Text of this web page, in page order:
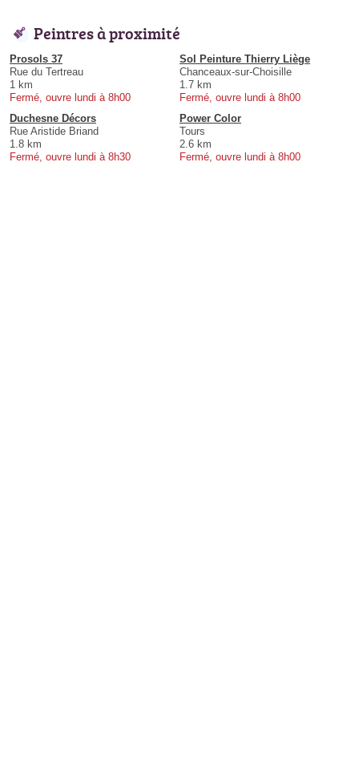
Peintres à proximité
Prosols 37
Rue du Tertreau
1 km
Fermé, ouvre lundi à 8h00
Sol Peinture Thierry Liège
Chanceaux-sur-Choisille
1.7 km
Fermé, ouvre lundi à 8h00
Duchesne Décors
Rue Aristide Briand
1.8 km
Fermé, ouvre lundi à 8h30
Power Color
Tours
2.6 km
Fermé, ouvre lundi à 8h00